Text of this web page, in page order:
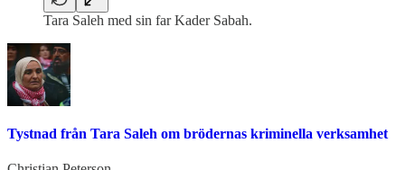
Tara Saleh med sin far Kader Sabah.
Tystnad från Tara Saleh om brödernas kriminella verksamhet